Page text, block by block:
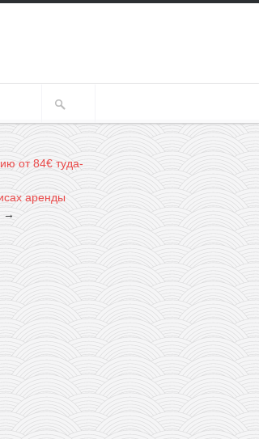
от 84€ туда-
аренды
→